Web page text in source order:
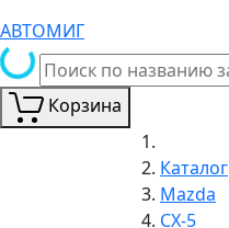
АВТОМИГ
Корзина
Каталог
Mazda
CX-5